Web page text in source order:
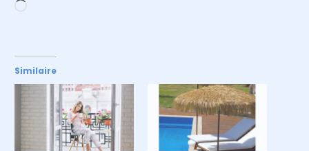
Chargement…
Similaire